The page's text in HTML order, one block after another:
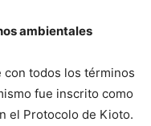
ambientales
con todos los términos
fue inscrito como
el Protocolo de Kioto.